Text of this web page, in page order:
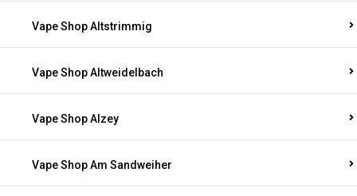
Vape Shop Altstrimmig
Vape Shop Altweidelbach
Vape Shop Alzey
Vape Shop Am Sandweiher